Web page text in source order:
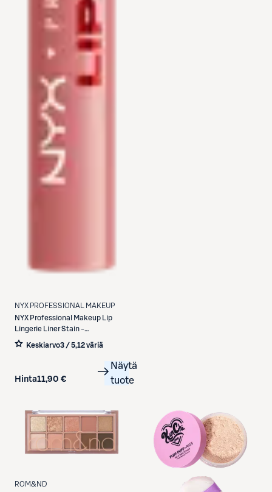
NYX PROFESSIONAL MAKEUP
NYX Professional Makeup
Lip
Lingerie Liner Stain -
huultenrajauskynä 1 ml
Keskiarvo3 / 5,12 väriä
Hinta11,90 €
Näytä
tuote
ROM&ND